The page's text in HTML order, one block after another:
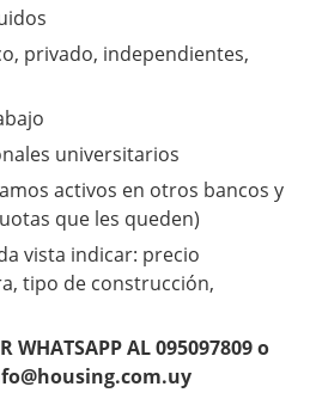
privado, independientes,
universitarios
activos en otros bancos y
que les queden)
vista indicar: precio
tipo de construcción,
WHATSAPP AL 095097809 o